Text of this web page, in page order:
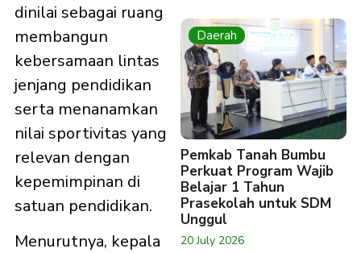
dinilai sebagai ruang
membangun
kebersamaan lintas
jenjang pendidikan
serta menanamkan
nilai sportivitas yang
relevan dengan
kepemimpinan di
satuan pendidikan.
Menurutnya, kepala
Daerah
Pemkab Tanah Bumbu
Perkuat Program Wajib
Belajar 1 Tahun
Prasekolah untuk SDM
Unggul
20 July 2026